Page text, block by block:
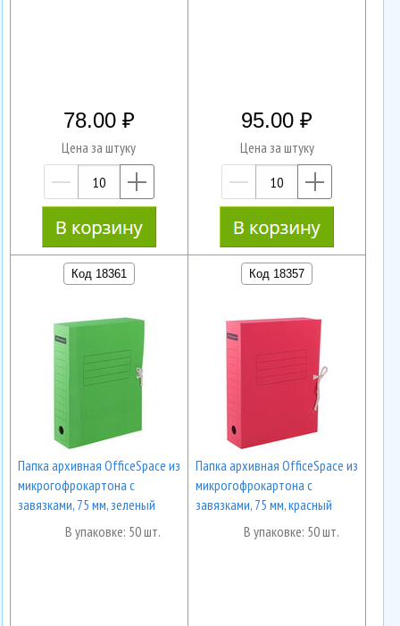
78.00
Цена за штуку
—
95.00
Цена за штуку
—
Код 18361
Папка архивная OfficeSpace из
микрогофрокартона с
завязками, 75 мм, зеленый
В упаковке: 50 шт.
Код 18357
Папка архивная OfficeSpace из
микрогофрокартона с
завязками, 75 мм, красный
В упаковке: 50 шт.